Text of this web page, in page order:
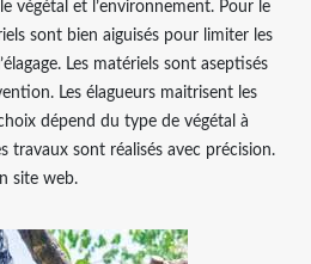
végétal et l’environnement. Pour le
sont bien aiguisés pour limiter les
Les matériels sont aseptisés
Les élagueurs maitrisent les
dépend du type de végétal à
travaux sont réalisés avec précision.
site web.